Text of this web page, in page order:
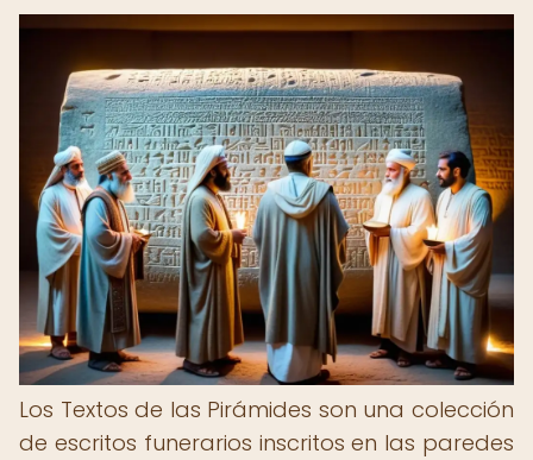
Los Textos de las Pirámides son una colección
de escritos funerarios inscritos en las paredes